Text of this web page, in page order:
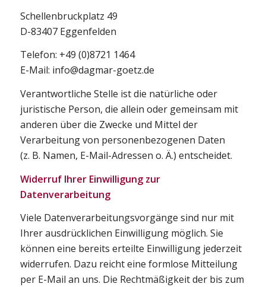
Schellenbruckplatz 49
D-83407 Eggenfelden
Telefon: +49 (0)8721 1464
E-Mail: info@dagmar-goetz.de
Verantwortliche Stelle ist die natürliche oder
juristische Person, die allein oder gemeinsam mit
anderen über die Zwecke und Mittel der
Verarbeitung von personenbezogenen Daten
(z. B. Namen, E-Mail-Adressen o. Ä.) entscheidet.
Widerruf Ihrer Einwilligung zur
Datenverarbeitung
Viele Datenverarbeitungsvorgänge sind nur mit
Ihrer ausdrücklichen Einwilligung möglich. Sie
können eine bereits erteilte Einwilligung jederzeit
widerrufen. Dazu reicht eine formlose Mitteilung
per E-Mail an uns. Die Rechtmäßigkeit der bis zum